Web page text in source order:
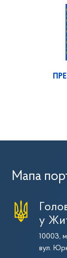
Мапа
у
10003,
вул.